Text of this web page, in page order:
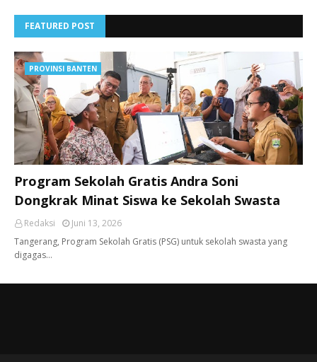
FEATURED POST
PROVINSI BANTEN
Program Sekolah Gratis Andra Soni
Dongkrak Minat Siswa ke Sekolah Swasta
Redaksi
Juni 13, 2026
Tangerang, ​Program Sekolah Gratis (PSG) untuk sekolah swasta yang
digagas…